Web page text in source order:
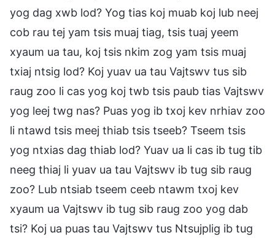
yog dag xwb lod? Yog tias koj muab koj lub neej
cob rau tej yam tsis muaj tiag, tsis tuaj yeem
xyaum ua tau, koj tsis nkim zog yam tsis muaj
txiaj ntsig lod? Koj yuav ua tau Vajtswv tus sib
raug zoo li cas yog koj twb tsis paub tias Vajtswv
yog leej twg nas? Puas yog ib txoj kev nrhiav zoo
li ntawd tsis meej thiab tsis tseeb? Tseem tsis
yog ntxias dag thiab lod? Yuav ua li cas ib tug tib
neeg thiaj li yuav ua tau Vajtswv ib tug sib raug
zoo? Lub ntsiab tseem ceeb ntawm txoj kev
xyaum ua Vajtswv ib tug sib raug zoo yog dab
tsi? Koj ua puas tau Vajtswv tus Ntsujplig ib tug